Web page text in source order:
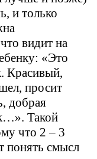
и только
видит на
«Это
Красивый,
просит
добрая
Такой
что 2 – 3
понять смысл